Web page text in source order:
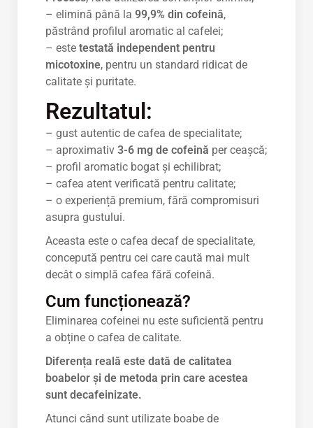
– elimină până la 99,9% din cofeină,
păstrând profilul aromatic al cafelei;
– este testată independent pentru
micotoxine, pentru un standard ridicat de
calitate și puritate.
Rezultatul:
– gust autentic de cafea de specialitate;
– aproximativ 3-6 mg de cofeină per ceașcă;
– profil aromatic bogat și echilibrat;
– cafea atent verificată pentru calitate;
– o experiență premium, fără compromisuri
asupra gustului.
Aceasta este o cafea decaf de specialitate,
concepută pentru cei care caută mai mult
decât o simplă cafea fără cofeină.
Cum funcționează?
Eliminarea cofeinei nu este suficientă pentru
a obține o cafea de calitate.
Diferența reală este dată de calitatea
boabelor și de metoda prin care acestea
sunt decafeinizate.
Atunci când sunt utilizate boabe de